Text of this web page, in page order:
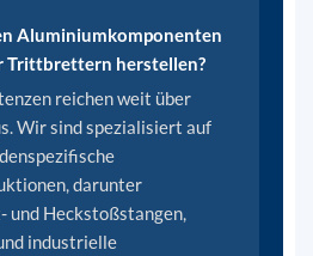
Aluminiumkomponenten
Trittbrettern herstellen?
reichen weit über
Wir sind spezialisiert auf
darunter
und Heckstoßstangen,
industrielle